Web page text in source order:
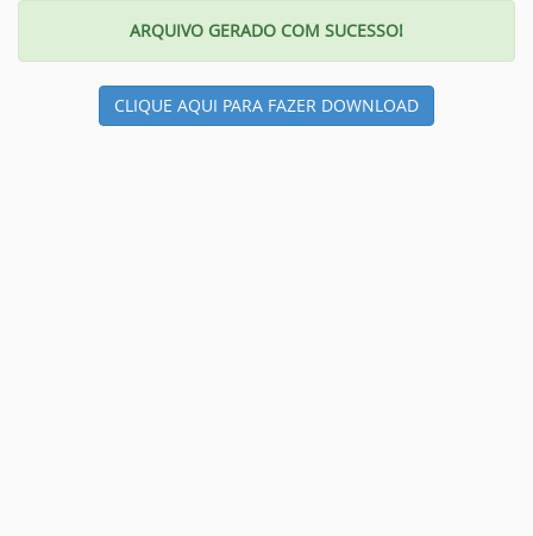
ARQUIVO GERADO COM SUCESSO!
CLIQUE AQUI PARA FAZER DOWNLOAD